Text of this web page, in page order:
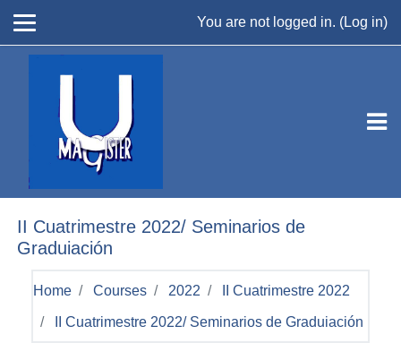
You are not logged in. (Log in)
II Cuatrimestre 2022/ Seminarios de
Graduiación
Home Courses 2022 II Cuatrimestre 2022
II Cuatrimestre 2022/ Seminarios de Graduiación